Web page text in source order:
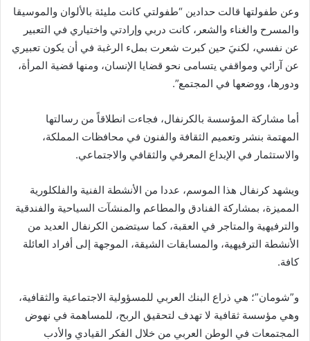
وعن طفولتها قالت حدادين “طفولتي كانت مليئة بالألوان والموسيقا
والمسرح والغناء والشعر، كانت دربي وإرادتي واختياري في التعبير
عن نفسي، لكنيَ حين كبرت شعرت بملء الرغبة في أن يكون تعبيري
عن آرائي ومواقفي يتسامى نحو قضايا الإنسان، ومنها قضية المرأة،
ودورها، ووضعها في المجتمع”.
أما مشاركة المؤسسة بالكرنفال، فجاءت انطلاقاً من رسالتها
المهتمة بنشر وتعميم الثقافة والفنون في محافظات المملكة،
والاستثمار في الإبداع المعرفي والثقافي والاجتماعي.
ويشهد كرنفال هذا الموسم، عددا من الأنشطة الفنية والفلكلورية
المميزة، بمشاركة الفنادق والمطاعم والمنشآت السياحية والفندقية
والترفيهية والمتاجر في العقبة، كما سيتضمن الكرنفال العديد من
الأنشطة الترفيهية، والمسابقات الشيقة، الموجهة إلى أفراد العائلة
كافة.
و”شومان”؛ هي ذراع البنك العربي للمسؤولية الاجتماعية والثقافية،
وهي مؤسسة ثقافية لا تهدف لتحقيق الربح، للمساهمة في نهوض
المجتمعات في الوطن العربي من خلال الفكر القيادي والأدب